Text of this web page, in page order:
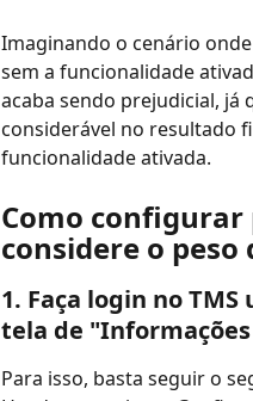
Imaginando o cenário
sem a funcionalidade
acaba sendo prejudicial, já
considerável no resultado
funcionalidade ativada.
Como configurar
considere o peso
1. Faça login no
tela de
Para isso, basta seguir o